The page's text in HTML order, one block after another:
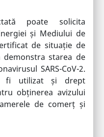
poate solicita
și Mediului de
de situație de
starea de
SARS-CoV-2.
fi utilizat și drept
obținerea avizului
de comerț și